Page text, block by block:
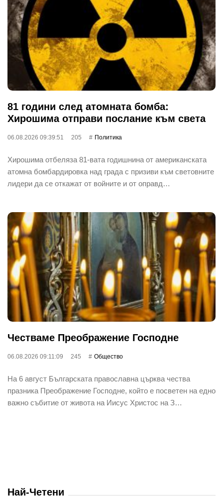
81 години след атомната бомба:
Хирошима отправи послание към света
06.08.2026 09:39:51 205 Политика
Хирошима отбеляза 81-вата годишнина от американската
атомна бомбардировка над града с призиви към световните
лидери да се откажат от войните и от оправд…
Честваме Преображение Господне
06.08.2026 09:11:09 245 Общество
На 6 август Българската православна църква чества
празника Преображение Господне, който е посветен на едно
важно събитие от живота на Иисус Христос на З…
Най-Четени